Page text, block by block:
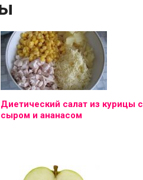
Диетический салат из курицы с
сыром и ананасом